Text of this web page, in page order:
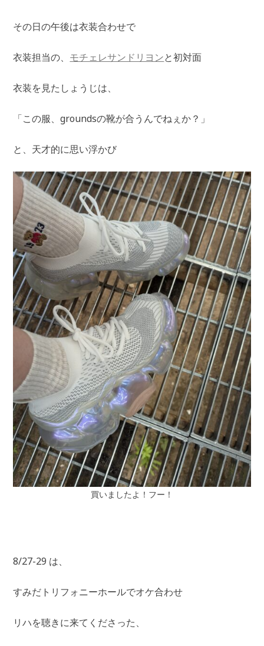
その日の午後は衣装合わせで
衣装担当の、 モチェレサンドリヨンと初対面
衣装を見たしょうじは、
「この服、groundsの靴が合うんでねぇか？」
と、天才的に思い浮かび
買いましたよ！フー！
8/27-29 は、
すみだトリフォニーホールでオケ合わせ
リハを聴きに来てくださった、